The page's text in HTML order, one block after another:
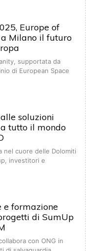
Europe of
Milano il futuro
supportata da
di European Space
soluzioni
tutto il mondo
nel cuore delle Dolomiti
investitori e
e formazione
di SumUp
con ONG in